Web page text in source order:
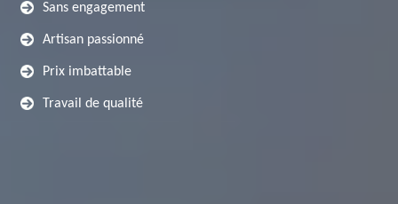
Sans engagement
Artisan passionné
Prix imbattable
Travail de qualité